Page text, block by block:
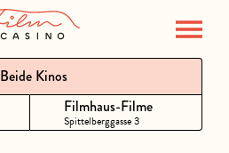
Beide Kinos
Filmhaus-Filme
Spittelberggasse 3